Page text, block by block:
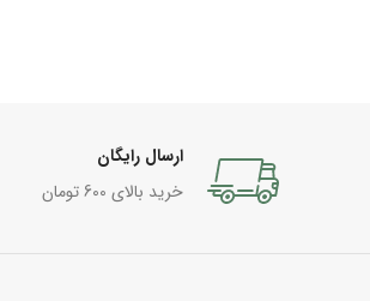
ارسال رایگان
خرید بالای 600 تومان